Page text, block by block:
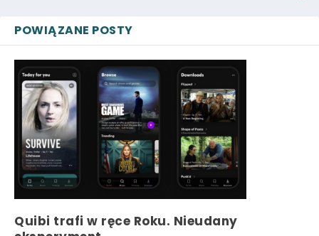
POWIĄZANE POSTY
Quibi trafi w ręce Roku. Nieudany